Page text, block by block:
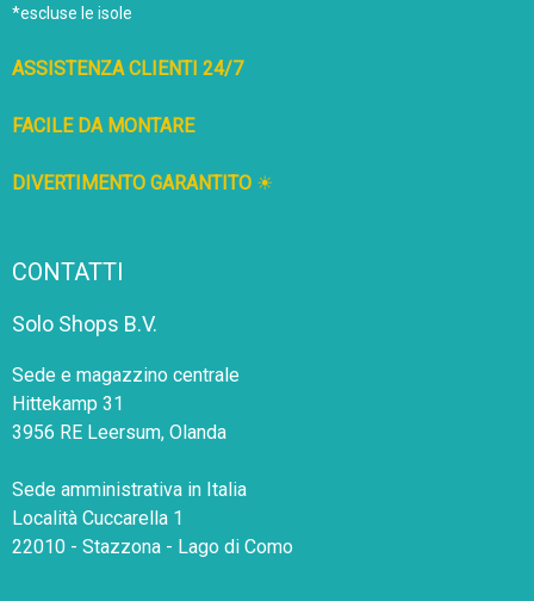
*escluse le isole
ASSISTENZA CLIENTI 24/7
FACILE DA MONTARE
DIVERTIMENTO GARANTITO ☀
CONTATTI
Solo Shops B.V.
Sede e magazzino centrale
Hittekamp 31
3956 RE Leersum, Olanda
Sede amministrativa in Italia
Località Cuccarella 1
22010 - Stazzona - Lago di Como